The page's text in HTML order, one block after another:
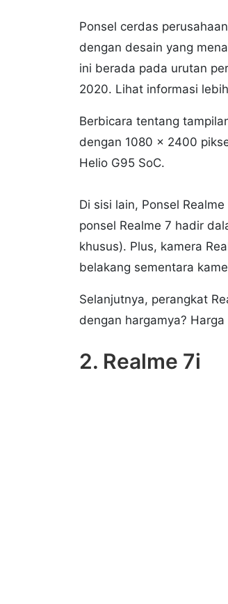
Ponsel cerdas
dengan desain yang
ini berada pada urutan
2020. Lihat informasi
Berbicara tentang
dengan 1080 x 2400
Helio G95 SoC.
Di sisi lain, Ponsel
ponsel Realme 7 hadir
khusus). Plus, kamera
belakang sementara
Selanjutnya, perangkat
dengan hargamya?
2. Realme 7i